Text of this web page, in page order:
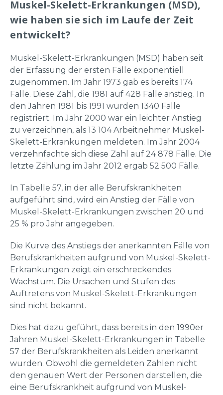
Muskel-Skelett-Erkrankungen (MSD),
wie haben sie sich im Laufe der Zeit
entwickelt?
Muskel-Skelett-Erkrankungen (MSD) haben seit
der Erfassung der ersten Fälle exponentiell
zugenommen. Im Jahr 1973 gab es bereits 174
Fälle. Diese Zahl, die 1981 auf 428 Fälle anstieg. In
den Jahren 1981 bis 1991 wurden 1340 Fälle
registriert. Im Jahr 2000 war ein leichter Anstieg
zu verzeichnen, als 13 104 Arbeitnehmer Muskel-
Skelett-Erkrankungen meldeten. Im Jahr 2004
verzehnfachte sich diese Zahl auf 24 878 Fälle. Die
letzte Zählung im Jahr 2012 ergab 52 500 Fälle.
In Tabelle 57, in der alle Berufskrankheiten
aufgeführt sind, wird ein Anstieg der Fälle von
Muskel-Skelett-Erkrankungen zwischen 20 und
25 % pro Jahr angegeben.
Die Kurve des Anstiegs der anerkannten Fälle von
Berufskrankheiten aufgrund von Muskel-Skelett-
Erkrankungen zeigt ein erschreckendes
Wachstum. Die Ursachen und Stufen des
Auftretens von Muskel-Skelett-Erkrankungen
sind nicht bekannt.
Dies hat dazu geführt, dass bereits in den 1990er
Jahren Muskel-Skelett-Erkrankungen in Tabelle
57 der Berufskrankheiten als Leiden anerkannt
wurden. Obwohl die gemeldeten Zahlen nicht
den genauen Wert der Personen darstellen, die
eine Berufskrankheit aufgrund von Muskel-